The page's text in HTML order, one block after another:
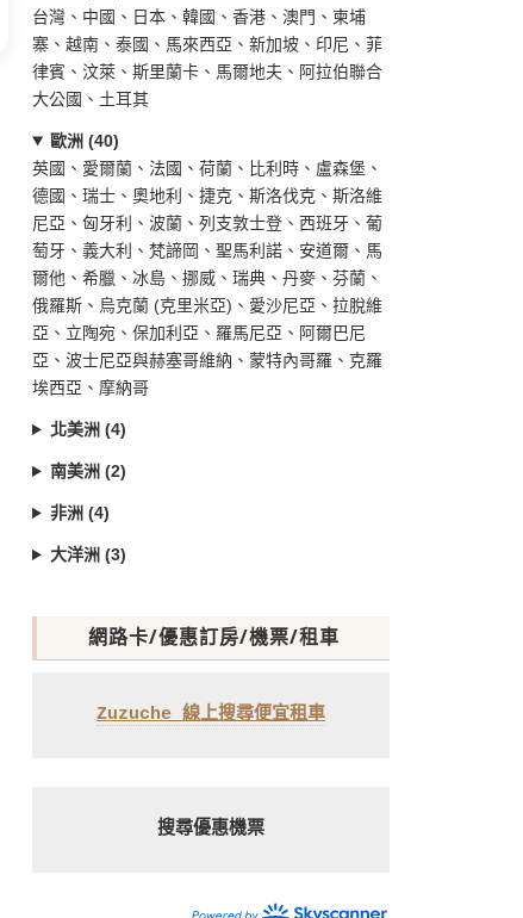
台灣、中國、日本、韓國、香港、澳門、柬埔
寨、越南、泰國、馬來西亞、新加坡、印尼、菲
律賓、汶萊、斯里蘭卡、馬爾地夫、阿拉伯聯合
大公國、土耳其
歐洲 (40)
英國、愛爾蘭、法國、荷蘭、比利時、盧森堡、
德國、瑞士、奧地利、捷克、斯洛伐克、斯洛維
尼亞、匈牙利、波蘭、列支敦士登、西班牙、葡
萄牙、義大利、梵諦岡、聖馬利諾、安道爾、馬
爾他、希臘、冰島、挪威、瑞典、丹麥、芬蘭、
俄羅斯、烏克蘭 (克里米亞)、愛沙尼亞、拉脫維
亞、立陶宛、保加利亞、羅馬尼亞、阿爾巴尼
亞、波士尼亞與赫塞哥維納、蒙特內哥羅、克羅
埃西亞、摩納哥
北美洲 (4)
南美洲 (2)
非洲 (4)
大洋洲 (3)
網路卡/優惠訂房/機票/租車
Zuzuche 線上搜尋便宜租車
搜尋優惠機票